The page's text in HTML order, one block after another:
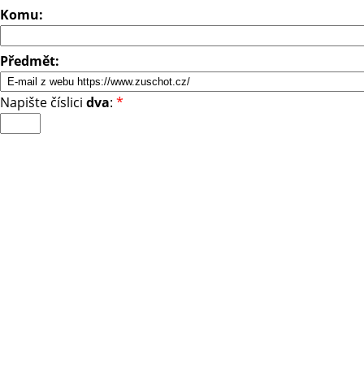
Komu:
Předmět:
Napište číslici dva: *